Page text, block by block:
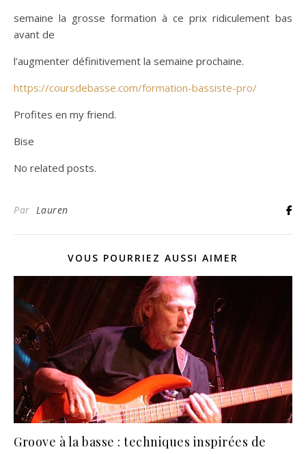
semaine la grosse formation à ce prix ridiculement bas
avant de
l’augmenter définitivement la semaine prochaine.
https://coursdebasse.com/formation-bassiste-pro/
Profites en my friend.
Bise
No related posts.
Par Lauren
VOUS POURRIEZ AUSSI AIMER
Groove à la basse : techniques inspirées de